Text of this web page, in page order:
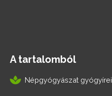
A tartalomból
Népgyógyászat gyógyírei